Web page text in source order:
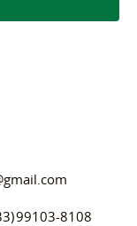
99103-8108